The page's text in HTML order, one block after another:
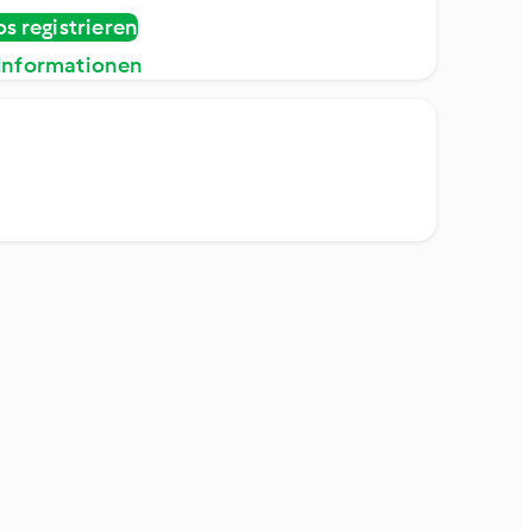
registrieren